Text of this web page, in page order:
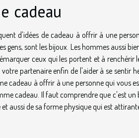
cadeau
d'idées de cadeau à offrir à une
gens, sont les bijoux. Les hommes aussi
ceux qui les portent et à renchérir
partenaire enfin de l'aider à se sentir
cadeau à offrir à une personne qui vous
cadeau. Il faut comprendre que c'est
aussi de sa forme physique qui est